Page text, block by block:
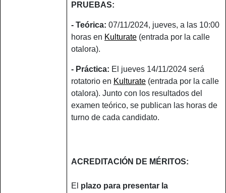
PRUEBAS:
- Teórica: 07/11/2024, jueves, a las 10:00
horas en Kulturate (entrada por la calle
otalora).
- Práctica: El jueves 14/11/2024 será
rotatorio en Kulturate (entrada por la calle
otalora). Junto con los resultados del
examen teórico, se publican las horas de
turno de cada candidato.
ACREDITACIÓN DE MÉRITOS:
El plazo para presentar la